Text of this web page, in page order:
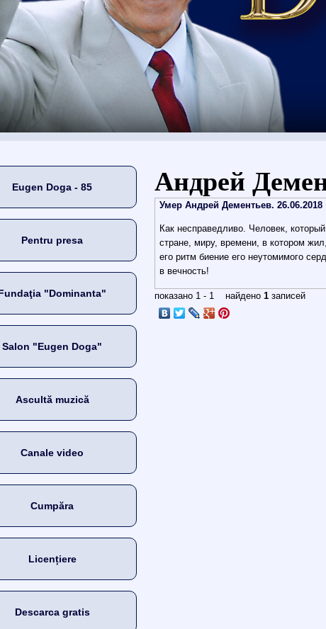
Eugen Doga - 85
Pentru presa
"Dominanta"
Salon "Eugen Doga"
Ascultă muzică
Canale video
Cumpăra
Licențiere
Descarca gratis
Eşti aici
Андрей
Умер Андрей Дементьев. 26.06.2018
Как несправедливо. Человек,
стране, миру, времени, в котором
его ритм биение его неутомимого
в вечность!
показано 1 - 1 найдено1 записей